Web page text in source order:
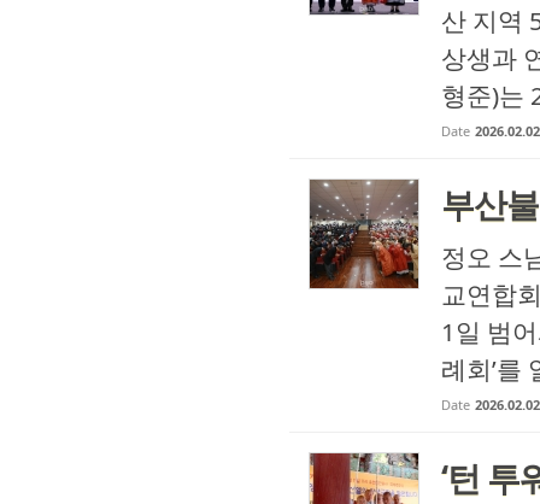
산 지역
상생과
형준)는
Date 2026.02.02
부산
정오 스
교연합
1일 범
례회’를
Date 2026.02.02
‘턴 투